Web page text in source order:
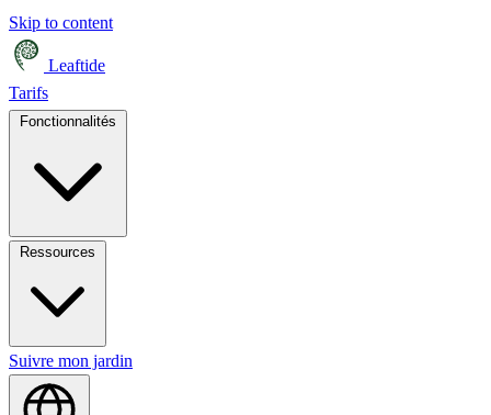
Skip to content
Leaftide
Tarifs
Suivre mon jardin